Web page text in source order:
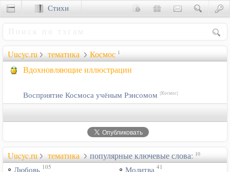
Uucyc.ru тематика Космос 1
Вдохновляющие иллюстрации
Восприятие Космоса учёным Рэнсомом [Космос]
Uucyc.ru тематика популярные ключевые слова: 10
Любовь 105 Молитва 41
Стихи